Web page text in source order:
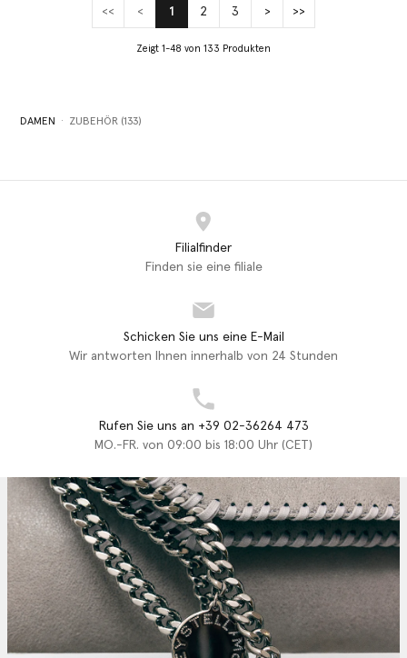
<< < 1(current)
2 3 > >>
Zeigt 1-48 von 133 Produkten
DAMEN ZUBEHÖR (133)
Filialfinder
Finden sie eine filiale
Schicken Sie uns eine E-Mail
Wir antworten Ihnen innerhalb von 24 Stunden
Rufen Sie uns an +39 02-36264 473
MO.-FR. von 09:00 bis 18:00 Uhr (CET)